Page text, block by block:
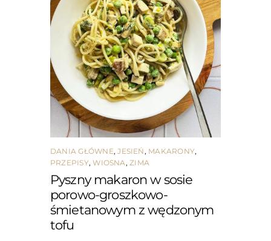
DANIA GŁÓWNE,JESIEŃ , MAKARONY,
PRZEPISY,WIOSNA , ZIMA
Pyszny makaron w sosie
porowo-groszkowo-
śmietanowym z wędzonym
tofu